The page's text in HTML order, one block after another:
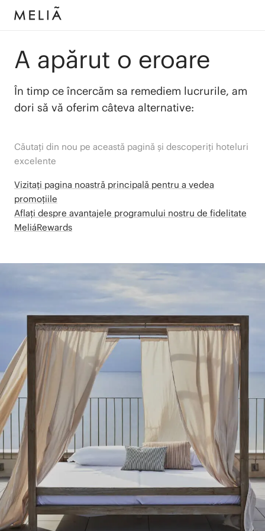
A apărut o eroare
În timp ce încercăm sa remediem lucrurile, am
dori să vă oferim câteva alternative:
Căutați din nou pe această pagină și descoperiți hoteluri
excelente
Vizitați pagina noastră principală pentru a vedea
promoțiile
Aflați despre avantajele programului nostru de fidelitate
MeliáRewards